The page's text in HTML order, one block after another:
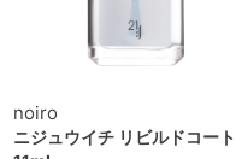
noiro
ニジュウイチ リビルドコート